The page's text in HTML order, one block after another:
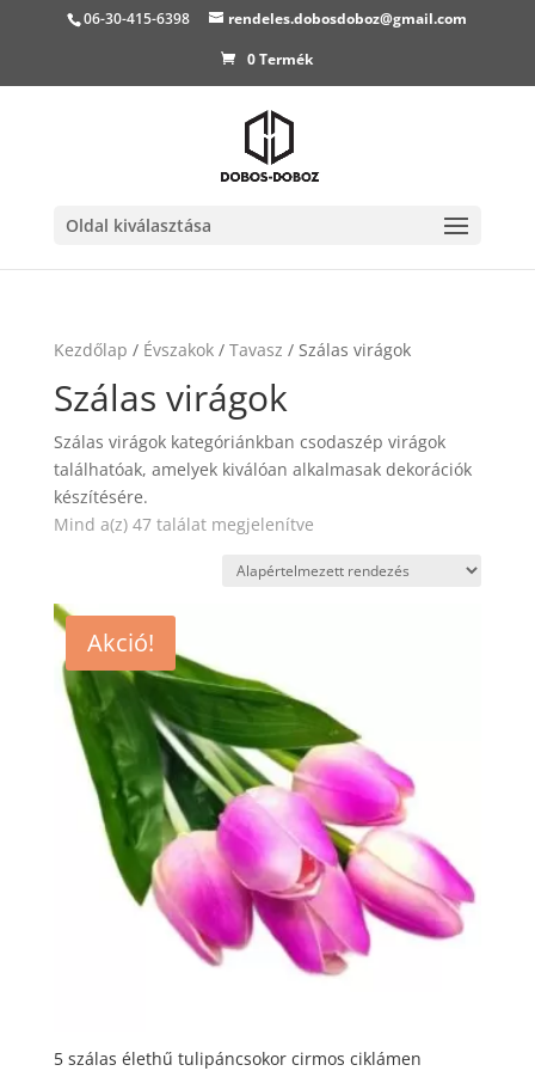
06-30-415-6398
rendeles.dobosdoboz@gmail.com
0 Termék
Oldal kiválasztása
Kezdőlap / Évszakok/ Tavasz / Szálas virágok
Szálas virágok
Szálas virágok kategóriánkban csodaszép virágok
találhatóak, amelyek kiválóan alkalmasak dekorációk
készítésére.
Mind a(z) 47 találat megjelenítve
Akció!
5 szálas élethű tulipáncsokor cirmos ciklámen